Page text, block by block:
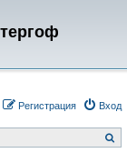
Вход
Регистрация
о